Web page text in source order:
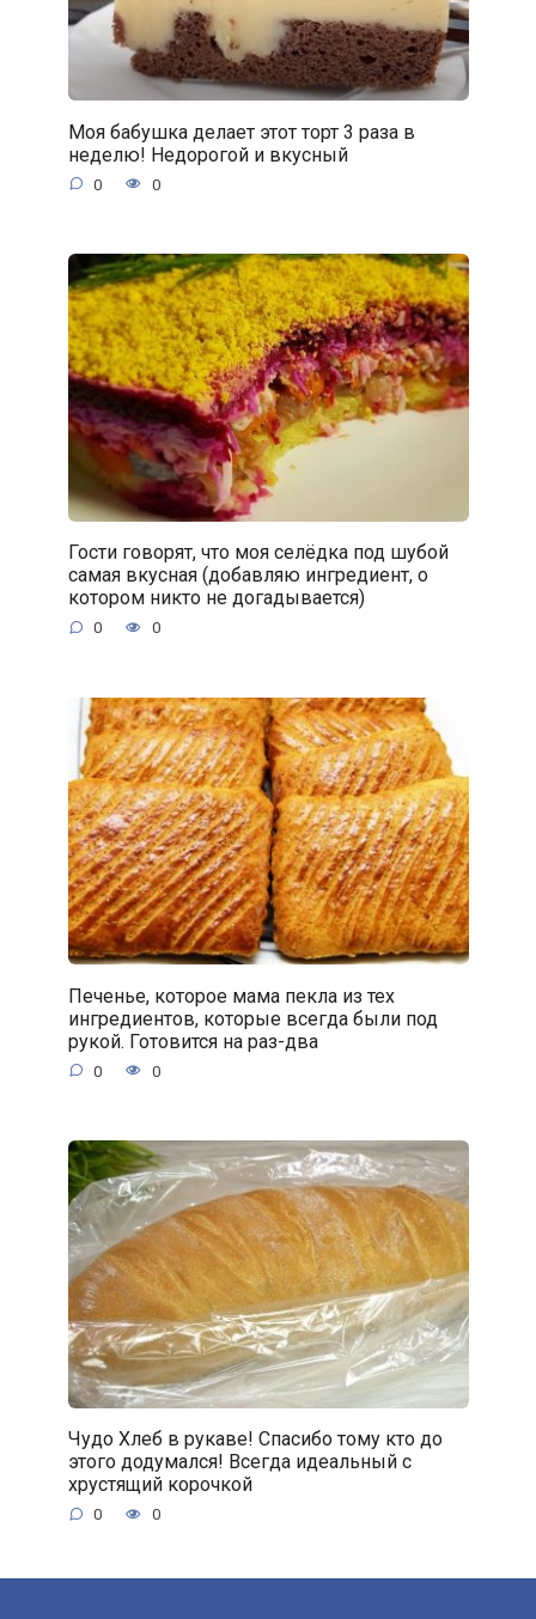
Моя бабушка делает этот торт 3 раза в
неделю! Недорогой и вкусный
0 0
Гости говорят, что моя селёдка под шубой
самая вкусная (добавляю ингредиент, о
котором никто не догадывается)
0 0
Печенье, которое мама пекла из тех
ингредиентов, которые всегда были под
рукой. Готовится на раз-два
0 0
Чудо Хлеб в рукаве! Спасибо тому кто до
этого додумался! Всегда идеальный с
хрустящий корочкой
0 0